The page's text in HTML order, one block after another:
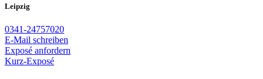
Leipzig
0341-24757020
E-Mail schreiben
Exposé anfordern
Kurz-Exposé